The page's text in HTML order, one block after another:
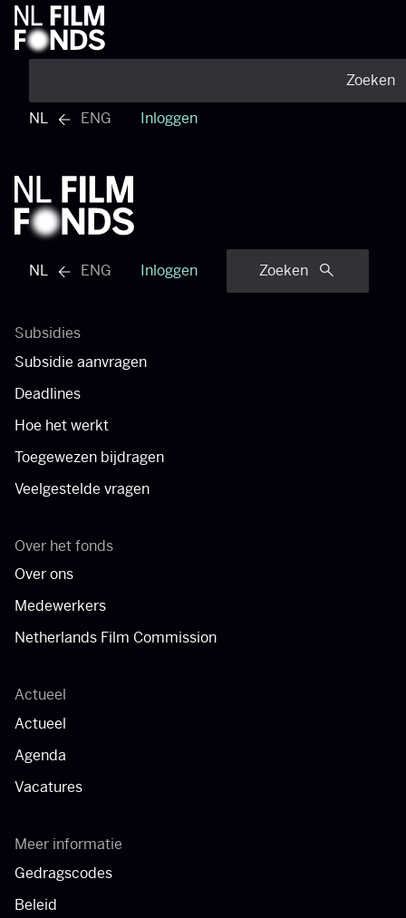
Zoeken
Engels menu bekijken
NL ENG Inloggen
Engels menu bekijken
NL ENG Inloggen Zoeken
Subsidies
Subsidie aanvragen
Deadlines
Hoe het werkt
Toegewezen bijdragen
Veelgestelde vragen
Over het fonds
Over ons
Medewerkers
Netherlands Film Commission
Actueel
Actueel
Agenda
Vacatures
Meer informatie
Gedragscodes
Beleid